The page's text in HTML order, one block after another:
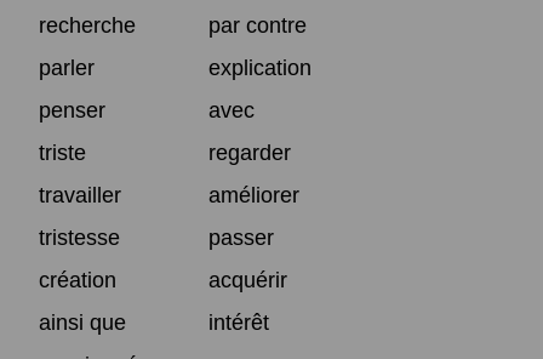
recherche
par contre
parler
explication
penser
avec
triste
regarder
travailler
améliorer
tristesse
passer
création
acquérir
ainsi que
intérêt